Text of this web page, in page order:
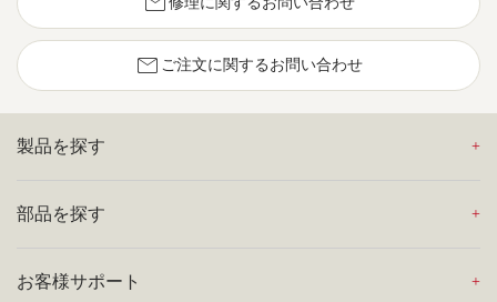
mail ご注文に関するお問い合わせ
製品を探す
部品を探す
お客様サポート